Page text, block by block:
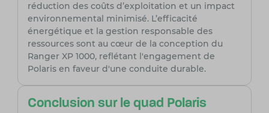
réduction des coûts d’exploitation et un impact
environnemental minimisé. L’efficacité
énergétique et la gestion responsable des
ressources sont au cœur de la conception du
Ranger XP 1000, reflétant l'engagement de
Polaris en faveur d'une conduite durable.
Conclusion sur le quad Polaris